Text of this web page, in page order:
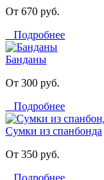
От 670 руб.
Подробнее
Банданы
От 300 руб.
Подробнее
Сумки из спанбонда
От 350 руб.